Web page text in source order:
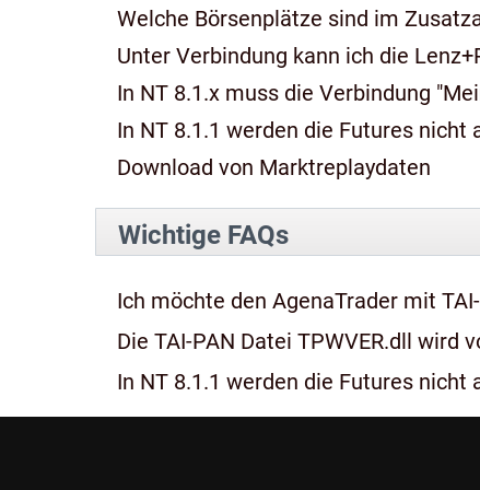
Welche Börsenplätze sind im
Unter Verbindung kann ich die
In NT 8.1.x muss die Verbindung
In NT 8.1.1 werden die Futures
Download von Marktreplaydaten
Wichtige FAQs
Ich möchte den AgenaTrader mit
Die TAI-PAN Datei TPWVER.dll wird
In NT 8.1.1 werden die Futures nicht